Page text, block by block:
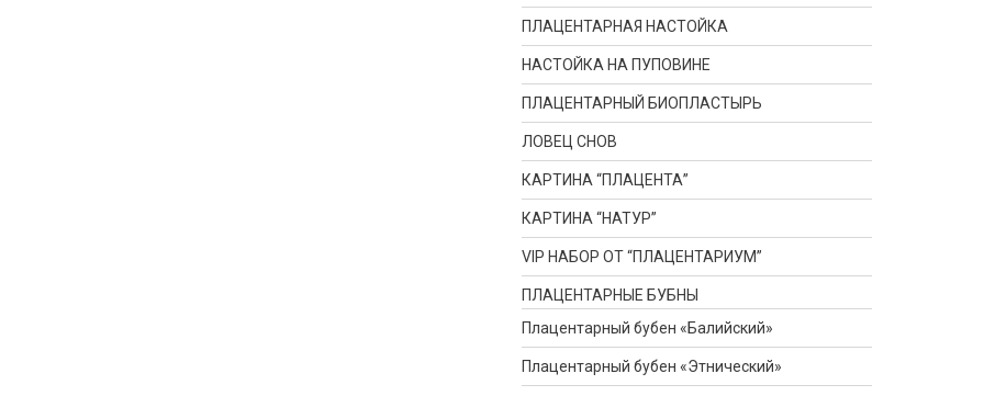
ПЛАЦЕНТАРНАЯ НАСТОЙКА
НАСТОЙКА НА ПУПОВИНЕ
ПЛАЦЕНТАРНЫЙ БИОПЛАСТЫРЬ
ЛОВЕЦ СНОВ
КАРТИНА “ПЛАЦЕНТА”
КАРТИНА “НАТУР”
VIP НАБОР ОТ “ПЛАЦЕНТАРИУМ”
ПЛАЦЕНТАРНЫЕ БУБНЫ
Плацентарный бубен «Балийский»
Плацентарный бубен «Этнический»